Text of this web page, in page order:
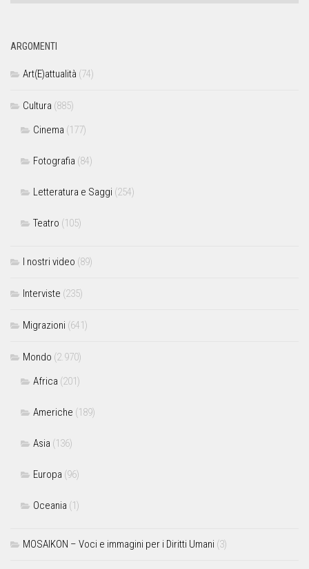
ARGOMENTI
Art(E)attualità (74)
Cultura (885)
Cinema (177)
Fotografia (84)
Letteratura e Saggi (254)
Teatro (105)
I nostri video (89)
Interviste (235)
Migrazioni (641)
Mondo (2.970)
Africa (201)
Americhe (189)
Asia (136)
Europa (96)
Oceania (1)
MOSAIKON – Voci e immagini per i Diritti Umani (3)